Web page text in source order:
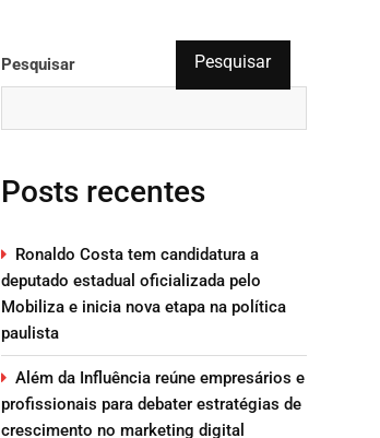
Pesquisar Pesquisar
Posts recentes
Ronaldo Costa tem candidatura a
deputado estadual oficializada pelo
Mobiliza e inicia nova etapa na política
paulista
Além da Influência reúne empresários e
profissionais para debater estratégias de
crescimento no marketing digital